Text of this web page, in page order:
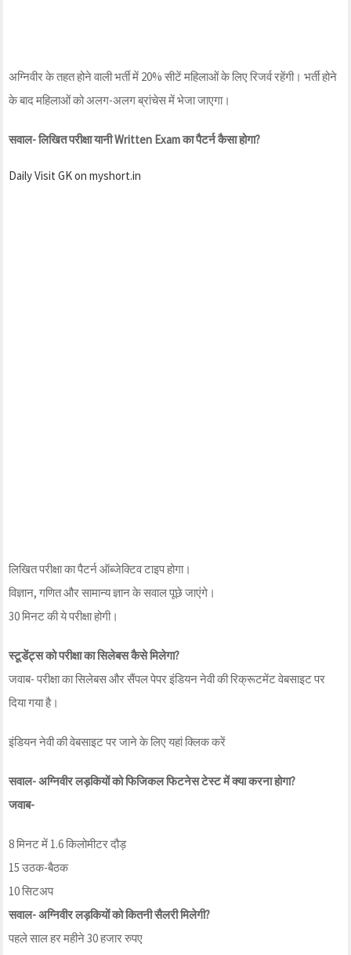
अग्निवीर के तहत होने वाली भर्ती में 20% सीटें महिलाओं के लिए रिजर्व रहेंगी। भर्ती होने
के बाद महिलाओं को अलग-अलग ब्रांचेस में भेजा जाएगा।
सवाल- लिखित परीक्षा यानी Written Exam का पैटर्न कैसा होगा?
Daily Visit GK on myshort.in
लिखित परीक्षा का पैटर्न ऑब्जेक्टिव टाइप होगा।
विज्ञान, गणित और सामान्य ज्ञान के सवाल पूछे जाएंगे।
30 मिनट की ये परीक्षा होगी।
स्टूडेंट्स को परीक्षा का सिलेबस कैसे मिलेगा?
जवाब- परीक्षा का सिलेबस और सैंपल पेपर इंडियन नेवी की रिक्रूटमेंट वेबसाइट पर
दिया गया है।
इंडियन नेवी की वेबसाइट पर जाने के लिए यहां क्लिक करें
सवाल- अग्निवीर लड़कियों को फिजिकल फिटनेस टेस्ट में क्या करना होगा?
जवाब-
8 मिनट में 1.6 किलोमीटर दौड़
15 उठक-बैठक
10 सिटअप
सवाल- अग्निवीर लड़कियों को कितनी सैलरी मिलेगी?
पहले साल हर महीने 30 हजार रुपए